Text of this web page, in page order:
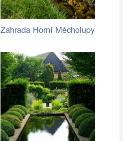
Zahrada Horní Měcholupy